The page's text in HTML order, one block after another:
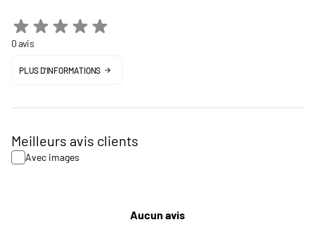
0 avis
PLUS D'INFORMATIONS
Meilleurs avis clients
Avec images
Aucun avis